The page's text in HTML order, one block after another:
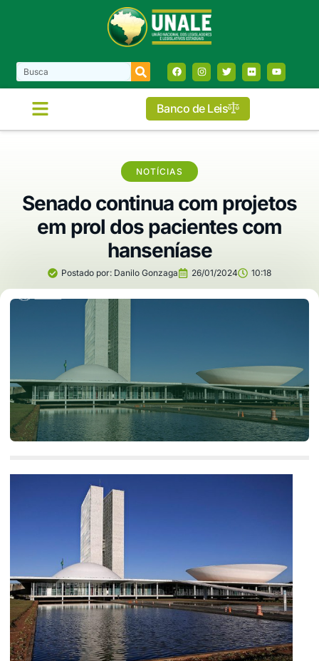
Banco de Leis
NOTÍCIAS
Senado continua com projetos
em prol dos pacientes com
hanseníase
Postado por: Danilo Gonzaga 26/01/2024 10:18